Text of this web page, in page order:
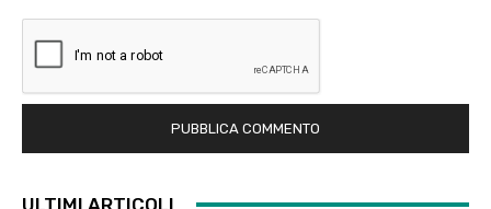
ULTIMI ARTICOLI